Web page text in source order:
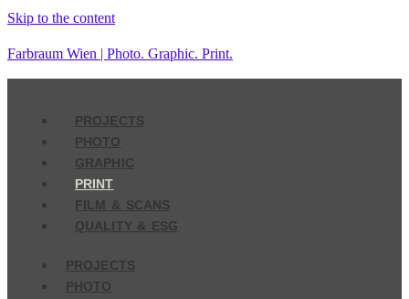
Skip to the content
Farbraum Wien | Photo. Graphic. Print.
PROJECTS
PHOTO
GRAPHIC
PRINT
FILM & SCANS
QUALITY & ESG
PROJECTS
PHOTO